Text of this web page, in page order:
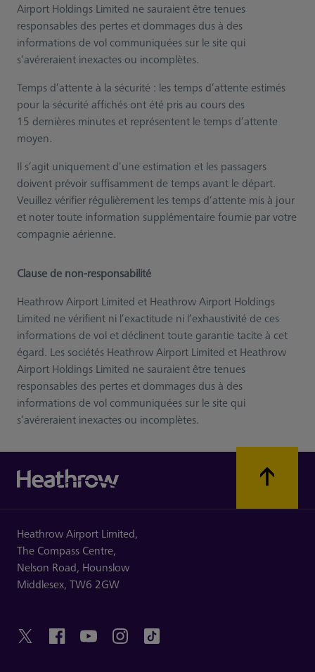
Airport Holdings Limited ne sauraient être tenues
responsables des pertes et dommages dus à des
informations de vol communiquées sur le site qui
s’avéreraient inexactes ou incomplètes.
Temps d’attente à la sécurité : les temps d’attente estimés
pour la sécurité affichés ont été pris au cours des
15 dernières minutes et représentent le temps d’attente
moyen.
Il s’agit uniquement d’une estimation et les passagers
doivent prévoir suffisamment de temps avant le départ.
Veuillez vérifier régulièrement les temps d’attente mis à jour
et noter toute information supplémentaire fournie par votre
compagnie aérienne.
Clause de non-responsabilité
Heathrow Airport Limited et Heathrow Airport Holdings
Limited ne vérifient ni l’exactitude ni l’exhaustivité de ces
informations de vol et déclinent toute garantie tacite à cet
égard. Les sociétés Heathrow Airport Limited et Heathrow
Airport Holdings Limited ne sauraient être tenues
responsables des pertes et dommages dus à des
informations de vol communiquées sur le site qui
s’avéreraient inexactes ou incomplètes.
Heathrow Airport Limited,
The Compass Centre,
Nelson Road, Hounslow
Middlesex, TW6 2GW